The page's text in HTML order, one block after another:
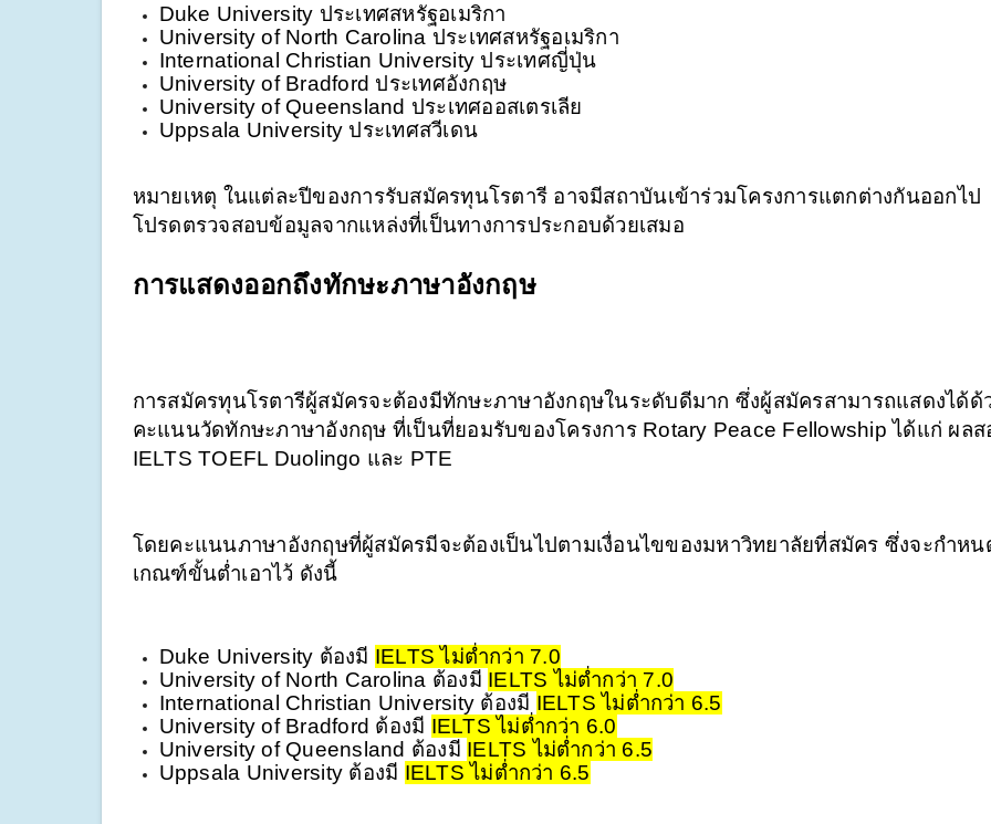
Duke University ประเทศสหรัฐอเมริกา
University of North Carolina ประเทศสหรัฐอเมริกา
International Christian University ประเทศญี่ปุ่น
University of Bradford ประเทศอังกฤษ
University of Queensland ประเทศออสเตรเลีย
Uppsala University ประเทศสวีเดน
หมายเหตุ ในแต่ละปีของการรับสมัครทุนโรตารี อาจมีสถาบันเข้าร่วมโครงการแตกต่างกันออกไป
โปรดตรวจสอบข้อมูลจากแหล่งที่เป็นทางการประกอบด้วยเสมอ
การแสดงออกถึงทักษะภาษาอังกฤษ
การสมัครทุนโรตารีผู้สมัครจะต้องมีทักษะภาษาอังกฤษในระดับดีมาก ซึ่งผู้สมัครสามารถแสดงได้ด้
คะแนนวัดทักษะภาษาอังกฤษ ที่เป็นที่ยอมรับของโครงการ Rotary Peace Fellowship ได้แก่ ผลส
IELTS TOEFL Duolingo และ PTE
โดยคะแนนภาษาอังกฤษที่ผู้สมัครมีจะต้องเป็นไปตามเงื่อนไขของมหาวิทยาลัยที่สมัคร ซึ่งจะกำหน
เกณฑ์ขั้นต่ำเอาไว้ ดังนี้
Duke University ต้องมี IELTS ไม่ต่ำกว่า 7.0
University of North Carolina ต้องมี IELTS ไม่ต่ำกว่า 7.0
International Christian University ต้องมี IELTS ไม่ต่ำกว่า 6.5
University of Bradford ต้องมี IELTS ไม่ต่ำกว่า 6.0
University of Queensland ต้องมี IELTS ไม่ต่ำกว่า 6.5
Uppsala University ต้องมี IELTS ไม่ต่ำกว่า 6.5